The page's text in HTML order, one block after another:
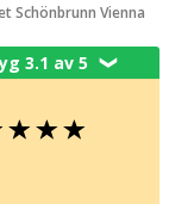
Schönbrunn Vienna
3.1 av 5❯